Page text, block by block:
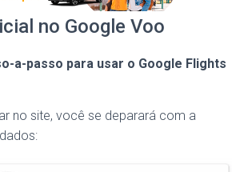
no Google Voo
a-passo para usar o Google Flights
no site, você se deparará com a